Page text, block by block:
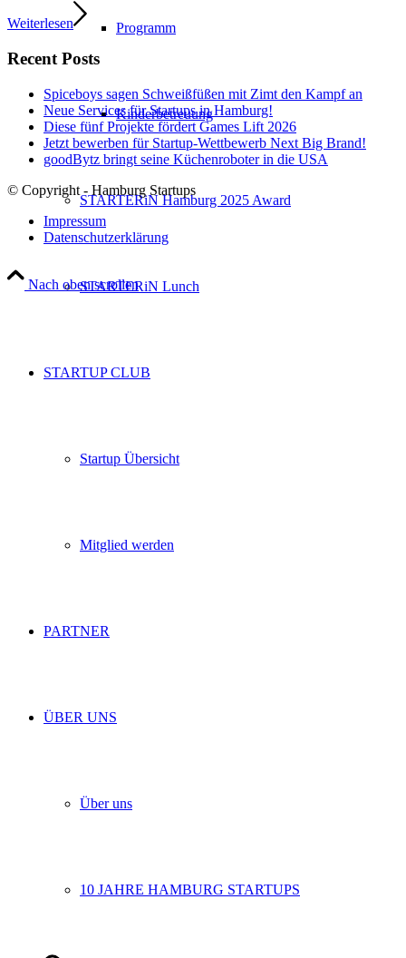
Programm
Kinderbetreuung
STARTERiN Hamburg 2025 Award
STARTERiN Lunch
STARTUP CLUB
Startup Übersicht
Mitglied werden
PARTNER
ÜBER UNS
Über uns
10 JAHRE HAMBURG STARTUPS
Weiterlesen
Recent Posts
Spiceboys sagen Schweißfüßen mit Zimt den Kampf an
Neue Services für Startups in Hamburg!
Diese fünf Projekte fördert Games Lift 2026
Jetzt bewerben für Startup-Wettbewerb Next Big Brand!
goodBytz bringt seine Küchenroboter in die USA
© Copyright - Hamburg Startups
Impressum
Datenschutzerklärung
Nach oben scrollen